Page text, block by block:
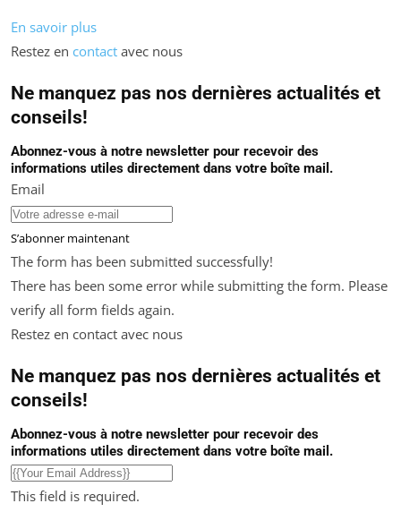
En savoir plus
Restez en contact avec nous
Ne manquez pas nos dernières actualités et
conseils!
Abonnez-vous à notre newsletter pour recevoir des
informations utiles directement dans votre boîte mail.
Email
S’abonner maintenant
The form has been submitted successfully!
There has been some error while submitting the form. Please
verify all form fields again.
Restez en contact avec nous
Ne manquez pas nos dernières actualités et
conseils!
Abonnez-vous à notre newsletter pour recevoir des
informations utiles directement dans votre boîte mail.
This field is required.